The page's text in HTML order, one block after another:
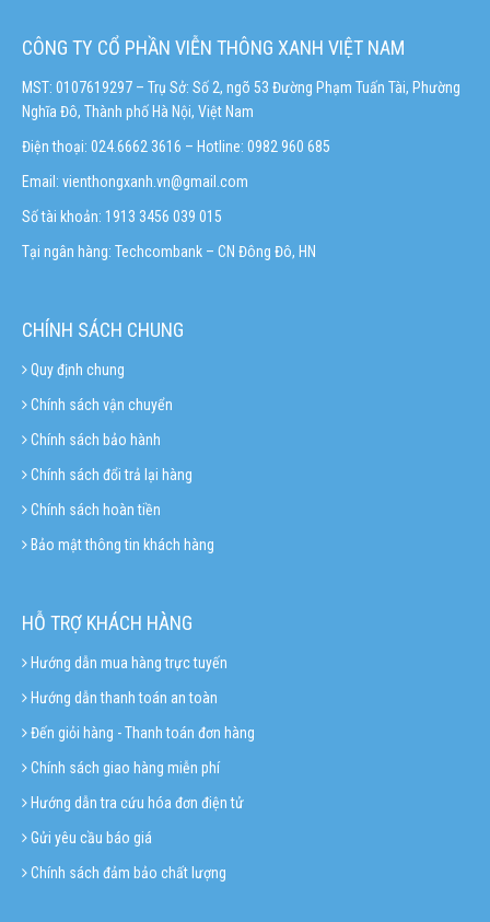
CÔNG TY CỔ PHẦN VIỄN THÔNG XANH VIỆT NAM
MST: 0107619297 – Trụ Sở: Số 2, ngõ 53 Đường Phạm Tuấn Tài, Phường
Nghĩa Đô, Thành phố Hà Nội, Việt Nam
Điện thoại: 024.6662 3616 – Hotline: 0982 960 685
Email: vienthongxanh.vn@gmail.com
Số tài khoản: 1913 3456 039 015
Tại ngân hàng: Techcombank – CN Đông Đô, HN
CHÍNH SÁCH CHUNG
Quy định chung
Chính sách vận chuyển
Chính sách bảo hành
Chính sách đổi trả lại hàng
Chính sách hoàn tiền
Bảo mật thông tin khách hàng
HỖ TRỢ KHÁCH HÀNG
Hướng dẫn mua hàng trực tuyến
Hướng dẫn thanh toán an toàn
Đến giỏi hàng - Thanh toán đơn hàng
Chính sách giao hàng miễn phí
Hướng dẫn tra cứu hóa đơn điện tử
Gửi yêu cầu báo giá
Chính sách đảm bảo chất lượng